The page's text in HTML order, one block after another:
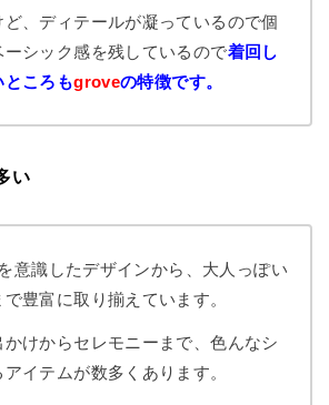
、ディテールが凝っているので個
シック感を残しているので着回し
ところもgroveの特徴です。
い
意識したデザインから、大人っぽい
で豊富に取り揃えています。
けからセレモニーまで、色んなシ
イテムが数多くあります。